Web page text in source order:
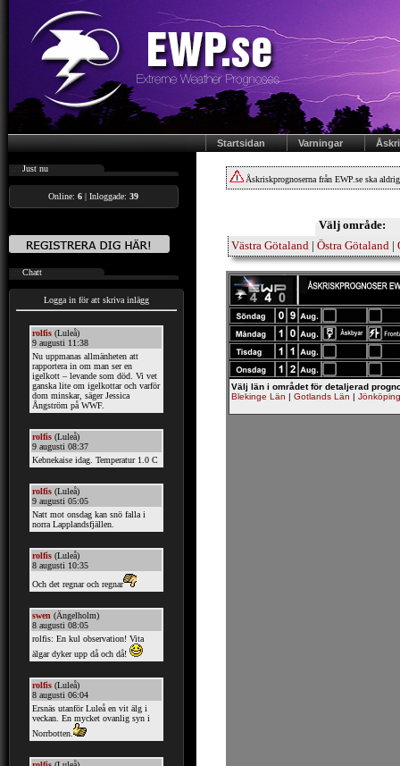
Startsidan Varningar
Just nu
Online:6 | Inloggade:39
Chatt
Logga in för att skriva inlägg
Åskriskprognoserna från EWP.se ska
Välj område:
Västra Götaland | Östra Götaland |
Välj län i området för detaljerad
Blekinge Län | Gotlands Län |